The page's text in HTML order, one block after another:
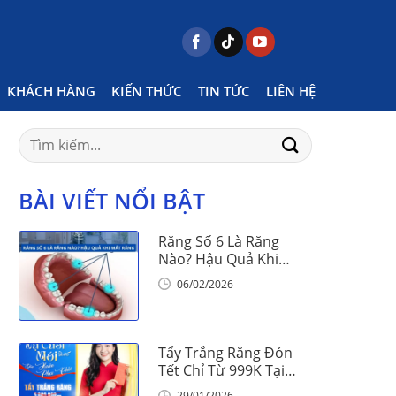
KHÁCH HÀNG KIẾN THỨC TIN TỨC LIÊN HỆ
Posts tagged "bài tập mewing là gì"
Search
for:
BÀI VIẾT NỔI BẬT
Răng Số 6 Là Răng
Nào? Hậu Quả Khi
Mất Răng Số 6
06/02/2026
Tẩy Trắng Răng Đón
Tết Chỉ Từ 999K Tại
Nha Khoa Vinalign